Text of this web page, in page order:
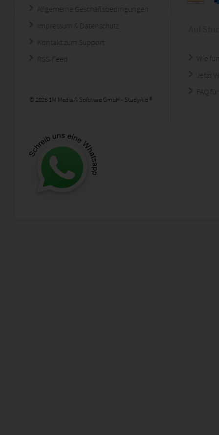
Allgemeine Geschäftsbedingungen
Impressum & Datenschutz
Kontakt zum Support
RSS-Feed
© 2026 1M Media & Software GmbH - StudyAid ®
Wie
Jetzt
FAQ